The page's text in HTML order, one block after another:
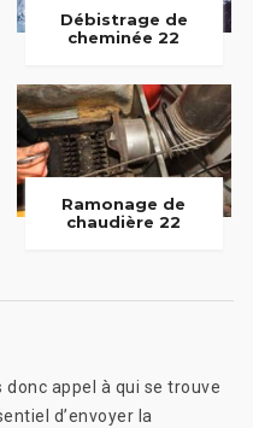
Débistrage de
cheminée 22
Ramonage de
chaudière 22
appel à qui se trouve
d’envoyer la